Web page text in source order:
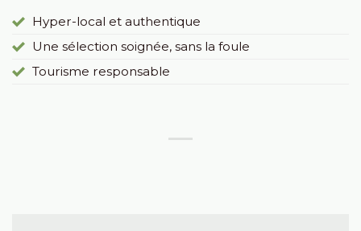
Hyper-local et authentique
Une sélection soignée, sans la foule
Tourisme responsable